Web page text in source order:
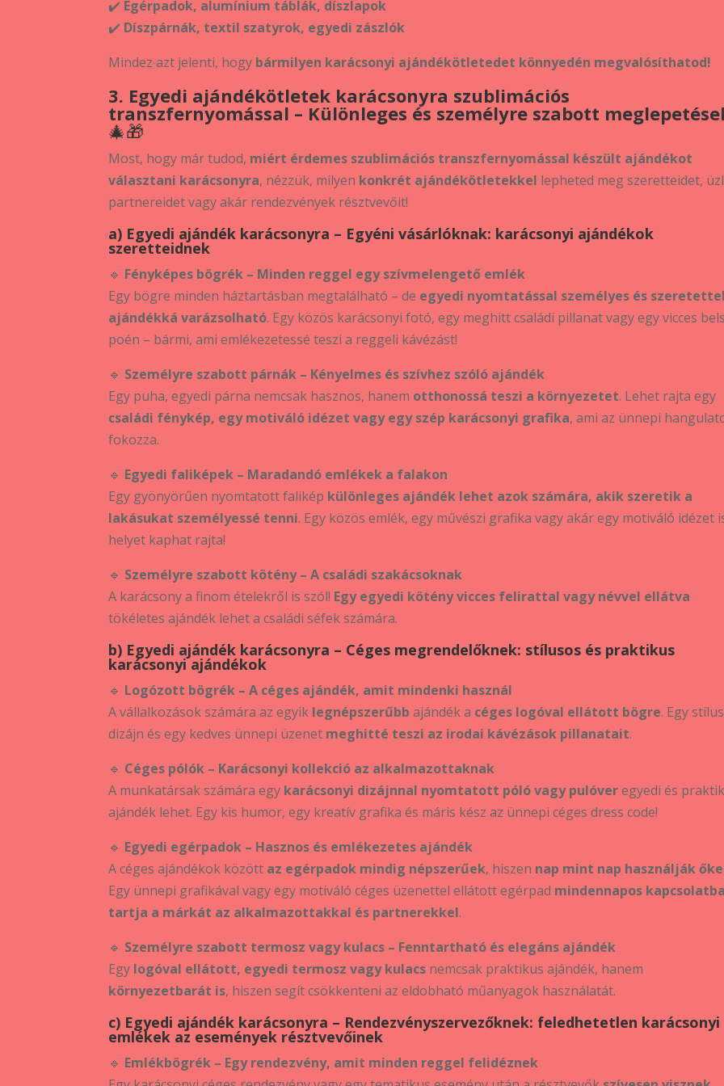
✔️ Egérpadok, alumínium táblák, díszlapok
✔️ Díszpárnák, textil szatyrok, egyedi zászlók
Mindez azt jelenti, hogy bármilyen karácsonyi ajándékötletedet könnyedén megvalósíthatod!
3. Egyedi ajándékötletek karácsonyra szublimációs
transzfernyomással – Különleges és személyre szabott
🎄🎁
Most, hogy már tudod, miért érdemes szublimációs transzfernyomással készült ajándékot
választani karácsonyra, nézzük, milyen konkrét ajándékötletekkel lepheted meg szeretteidet,
partnereidet vagy akár rendezvények résztvevőit!
a) Egyedi ajándék karácsonyra – Egyéni vásárlóknak: karácsonyi ajándékok
szeretteidnek
🔹 Fényképes bögrék – Minden reggel egy szívmelengető emlék
Egy bögre minden háztartásban megtalálható – de egyedi nyomtatással személyes és
ajándékká varázsolható. Egy közös karácsonyi fotó, egy meghitt családi pillanat vagy egy vicces
poén – bármi, ami emlékezetessé teszi a reggeli kávézást!
🔹 Személyre szabott párnák – Kényelmes és szívhez szóló ajándék
Egy puha, egyedi párna nemcsak hasznos, hanem otthonossá teszi a környezetet. Lehet rajta egy
családi fénykép, egy motiváló idézet vagy egy szép karácsonyi grafika, ami az ünnepi
fokozza.
🔹 Egyedi faliképek – Maradandó emlékek a falakon
Egy gyönyörűen nyomtatott falikép különleges ajándék lehet azok számára, akik szeretik a
lakásukat személyessé tenni. Egy közös emlék, egy művészi grafika vagy akár egy motiváló idézet
helyet kaphat rajta!
🔹 Személyre szabott kötény – A családi szakácsoknak
A karácsony a finom ételekről is szól! Egy egyedi kötény vicces felirattal vagy névvel ellátva
tökéletes ajándék lehet a családi séfek számára.
b) Egyedi ajándék karácsonyra – Céges megrendelőknek: stílusos és praktikus
karácsonyi ajándékok
🔹 Logózott bögrék – A céges ajándék, amit mindenki használ
A vállalkozások számára az egyik legnépszerűbb ajándék a céges logóval ellátott bögre. Egy
dizájn és egy kedves ünnepi üzenet meghitté teszi az irodai kávézások pillanatait.
🔹 Céges pólók – Karácsonyi kollekció az alkalmazottaknak
A munkatársak számára egy karácsonyi dizájnnal nyomtatott póló vagy pulóveregyedi és
ajándék lehet. Egy kis humor, egy kreatív grafika és máris kész az ünnepi céges dress code!
🔹 Egyedi egérpadok – Hasznos és emlékezetes ajándék
A céges ajándékok között az egérpadok mindig népszerűek, hiszen nap mint nap használják
Egy ünnepi grafikával vagy egy motiváló céges üzenettel ellátott egérpad mindennapos
tartja a márkát az alkalmazottakkal és partnerekkel.
🔹 Személyre szabott termosz vagy kulacs – Fenntartható és elegáns ajándék
Egy logóval ellátott, egyedi termosz vagy kulacs nemcsak praktikus ajándék, hanem
környezetbarát is, hiszen segít csökkenteni az eldobható műanyagok használatát.
c) Egyedi ajándék karácsonyra – Rendezvényszervezőknek: feledhetetlen karácsonyi
emlékek az események résztvevőinek
🔹 Emlékbögrék – Egy rendezvény, amit minden reggel felidéznek